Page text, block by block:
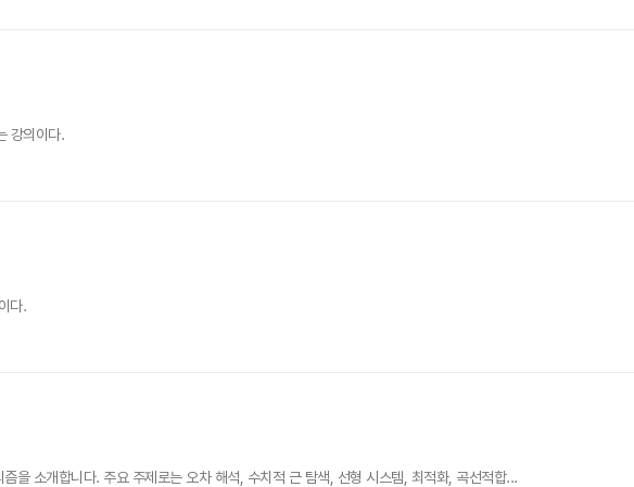
강의이다.
다.
을 소개합니다. 주요 주제로는 오차 해석, 수치적 근 탐색, 선형 시스템, 최적화, 곡선적합...